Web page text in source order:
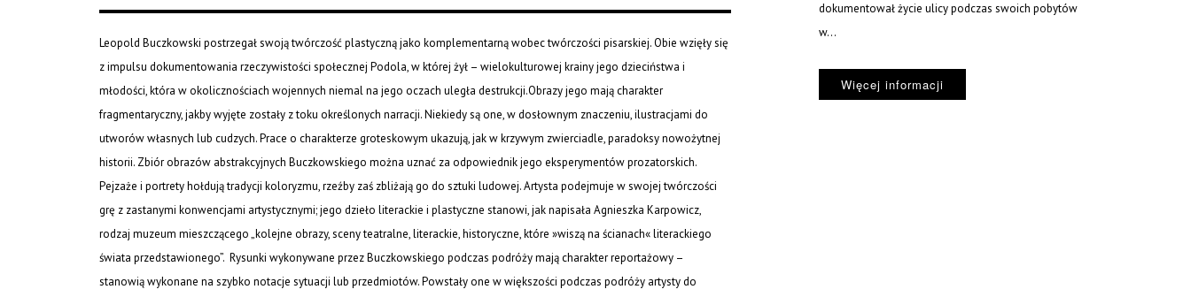
Leopold Buczkowski postrzegał swoją twórczość plastyczną jako komplementarną wobec twórczości pisarskiej. Obie wzięły się
z impulsu dokumentowania rzeczywistości społecznej Podola, w której żył – wielokulturowej krainy jego dzieciństwa i
młodości, która w okolicznościach wojennych niemal na jego oczach uległa destrukcji.Obrazy jego mają charakter
fragmentaryczny, jakby wyjęte zostały z toku określonych narracji. Niekiedy są one, w dosłownym znaczeniu, ilustracjami do
utworów własnych lub cudzych. Prace o charakterze groteskowym ukazują, jak w krzywym zwierciadle, paradoksy nowożytnej
historii. Zbiór obrazów abstrakcyjnych Buczkowskiego można uznać za odpowiednik jego eksperymentów prozatorskich.
Pejzaże i portrety hołdują tradycji koloryzmu, rzeźby zaś zbliżają go do sztuki ludowej. Artysta podejmuje w swojej twórczości
grę z zastanymi konwencjami artystycznymi; jego dzieło literackie i plastyczne stanowi, jak napisała Agnieszka Karpowicz,
rodzaj muzeum mieszczącego „kolejne obrazy, sceny teatralne, literackie, historyczne, które »wiszą na ścianach« literackiego
świata przedstawionego”. Rysunki wykonywane przez Buczkowskiego podczas podróży mają charakter reportażowy –
stanowią wykonane na szybko notacje sytuacji lub przedmiotów. Powstały one w większości podczas podróży artysty do
dokumentował życie ulicy podczas swoich pobytów
w...
Więcej informacji